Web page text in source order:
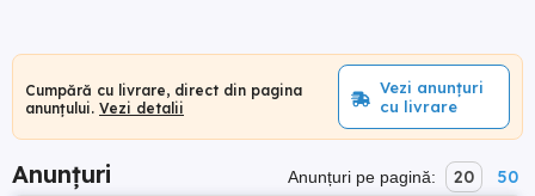
Cumpără cu livrare, direct din pagina
anunțului. Vezi detalii
Vezi anunțuri
cu livrare
Anunțuri Anunțuri pe pagină: 20 50